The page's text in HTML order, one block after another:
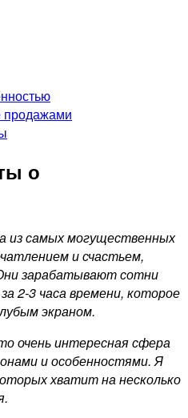
продажами
о
из самых могущественных
и счастьем,
зарабатывают сотни
2-3 часа времени, которое
экраном.
очень интересная сфера
и особенностями. Я
хватит на несколько